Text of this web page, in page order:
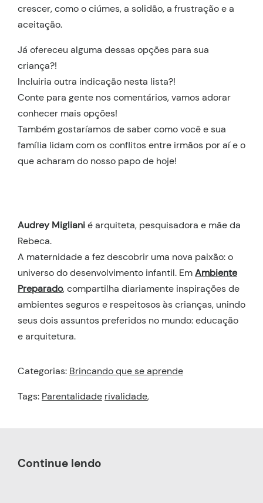
crescer, como o ciúmes, a solidão, a frustração e a
aceitação.
Já ofereceu alguma dessas opções para sua
criança?!
Incluiria outra indicação nesta lista?!
Conte para gente nos comentários, vamos adorar
conhecer mais opções!
Também gostaríamos de saber como você e sua
família lidam com os conflitos entre irmãos por aí e o
que acharam do nosso papo de hoje!
Audrey Miglianié arquiteta, pesquisadora e mãe da
Rebeca.
A maternidade a fez descobrir uma nova paixão: o
universo do desenvolvimento infantil. EmAmbiente
Preparado, compartilha diariamente inspirações de
ambientes seguros e respeitosos às crianças, unindo
seus dois assuntos preferidos no mundo: educação
e arquitetura.
Categorias: Brincando que se aprende
Tags: Parentalidade rivalidade,
Continue lendo